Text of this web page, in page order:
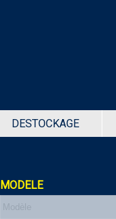
DESTOCKAGE
MODELE